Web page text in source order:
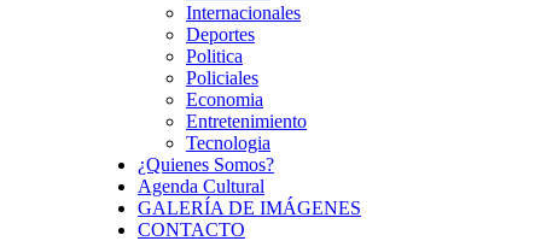
Internacionales
Deportes
Politica
Policiales
Economia
Entretenimiento
Tecnologia
¿Quienes Somos?
Agenda Cultural
GALERÍA DE IMÁGENES
CONTACTO